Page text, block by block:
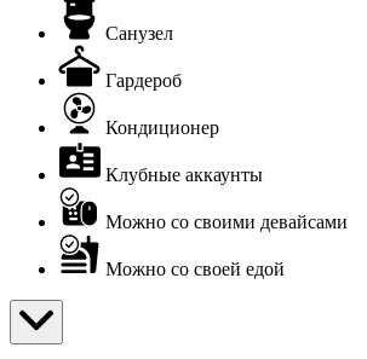
Санузел
Гардероб
Кондиционер
Клубные аккаунты
Можно со своими девайсами
Можно со своей едой